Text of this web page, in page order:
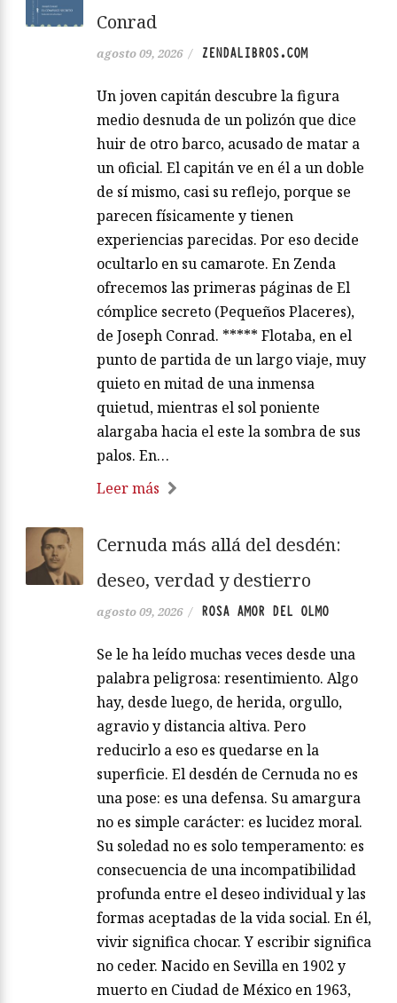
Conrad
agosto 09, 2026 / ZENDALIBROS.COM
Un joven capitán descubre la figura
medio desnuda de un polizón que dice
huir de otro barco, acusado de matar a
un oficial. El capitán ve en él a un doble
de sí mismo, casi su reflejo, porque se
parecen físicamente y tienen
experiencias parecidas. Por eso decide
ocultarlo en su camarote. En Zenda
ofrecemos las primeras páginas de El
cómplice secreto (Pequeños Placeres),
de Joseph Conrad. ***** Flotaba, en el
punto de partida de un largo viaje, muy
quieto en mitad de una inmensa
quietud, mientras el sol poniente
alargaba hacia el este la sombra de sus
palos. En…
Leer más
Cernuda más allá del desdén:
deseo, verdad y destierro
agosto 09, 2026 / ROSA AMOR DEL OLMO
Se le ha leído muchas veces desde una
palabra peligrosa: resentimiento. Algo
hay, desde luego, de herida, orgullo,
agravio y distancia altiva. Pero
reducirlo a eso es quedarse en la
superficie. El desdén de Cernuda no es
una pose: es una defensa. Su amargura
no es simple carácter: es lucidez moral.
Su soledad no es solo temperamento: es
consecuencia de una incompatibilidad
profunda entre el deseo individual y las
formas aceptadas de la vida social. En él,
vivir significa chocar. Y escribir significa
no ceder. Nacido en Sevilla en 1902 y
muerto en Ciudad de México en 1963,